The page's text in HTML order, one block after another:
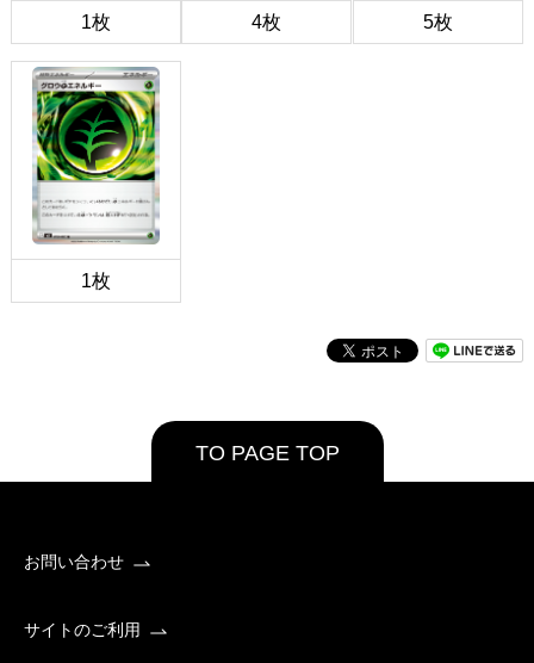
1枚 4枚 5枚
1枚
TO PAGE TOP
お問い合わせ
サイトのご利用